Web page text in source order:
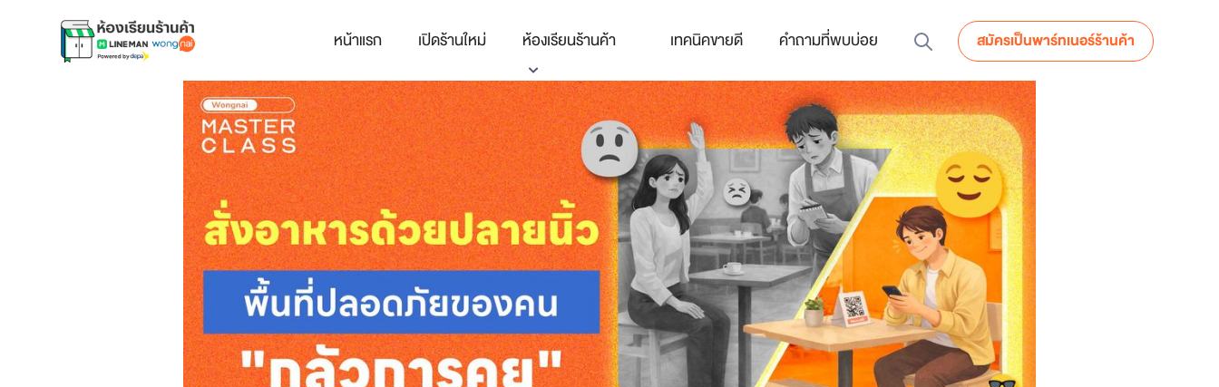
หน้าแรก เปิดร้านใหม่ ห้องเรียนร้านค้า เทคนิคขายดี คำถามที่พบบ่อย สมัครเป็นพาร์ทเนอร์ร้านค้า